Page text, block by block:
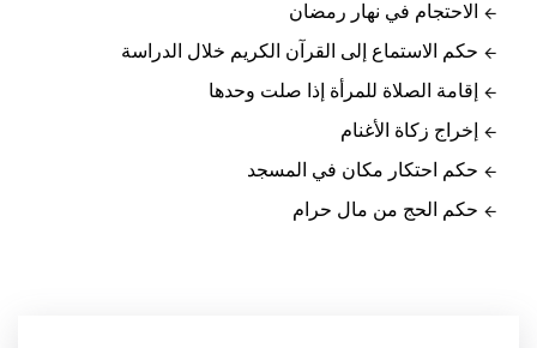
الاحتجام في نهار رمضان
حكم الاستماع إلى القرآن الكريم خلال الدراسة
إقامة الصلاة للمرأة إذا صلت وحدها
إخراج زكاة الأغنام
حكم احتكار مكان في المسجد
حكم الحج من مال حرام